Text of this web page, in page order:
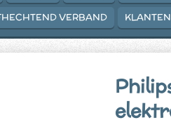
VERBAND